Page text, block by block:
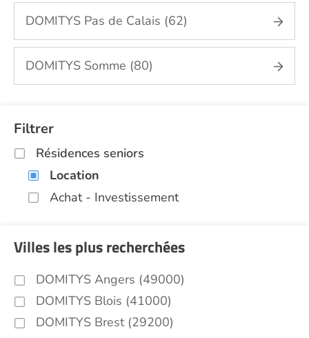
DOMITYS Pas de Calais (62)
DOMITYS Somme (80)
Filtrer
Résidences seniors
Location
Achat - Investissement
Villes les plus recherchées
DOMITYS Angers (49000)
DOMITYS Blois (41000)
DOMITYS Brest (29200)